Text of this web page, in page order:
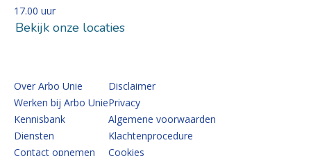
17.00 uur
Bekijk onze locaties
Over Arbo Unie
Werken bij Arbo Unie
Kennisbank
Diensten
Contact opnemen
Disclaimer
Privacy
Algemene voorwaarden
Klachtenprocedure
Cookies